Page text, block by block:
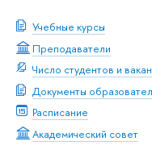
Учебные курсы
Преподаватели
Число студентов и
Документы
Расписание
Академический совет